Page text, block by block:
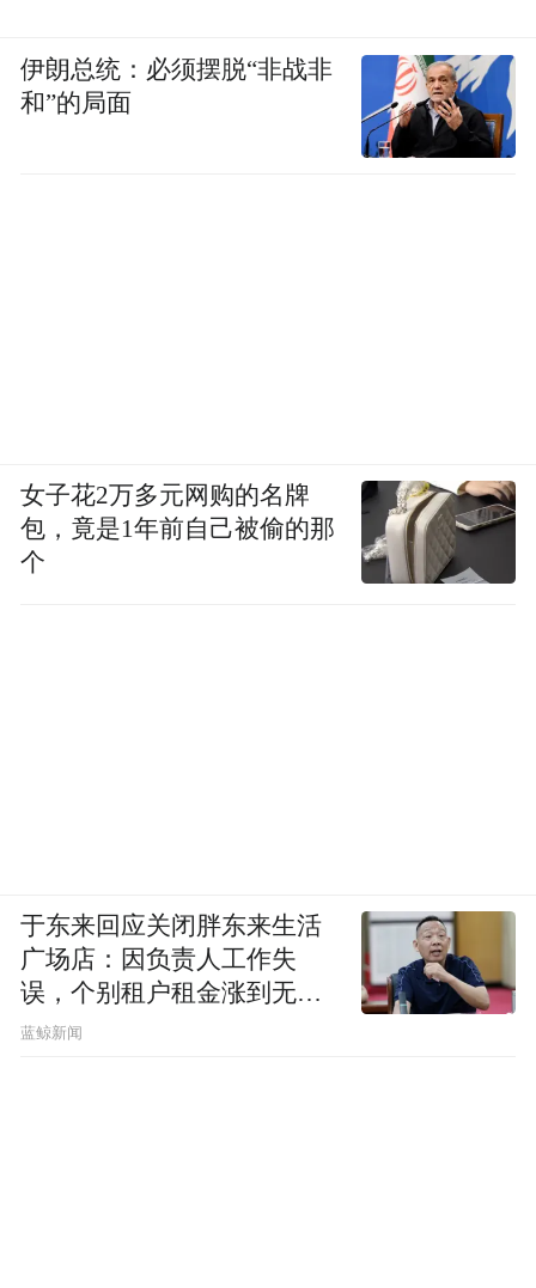
伊朗总统：必须摆脱“非战非
和”的局面
女子花2万多元网购的名牌
包，竟是1年前自己被偷的那
个
于东来回应关闭胖东来生活
广场店：因负责人工作失
误，个别租户租金涨到无法
想象
蓝鲸新闻